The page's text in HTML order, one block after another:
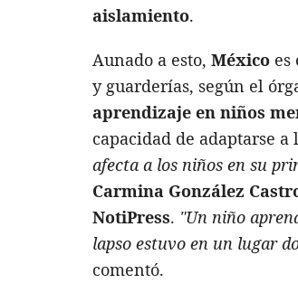
aislamiento.
Aunado a esto, México es
y guarderías, según el
aprendizaje en niños
capacidad de adaptarse
afecta a los niños en su
Carmina González
NotiPress. "Un niño
lapso estuvo en un lugar
comentó.